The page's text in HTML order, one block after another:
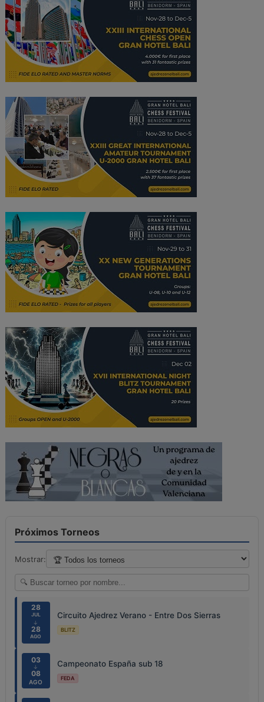
Próximos Torneos
Mostrar:
28
JUL
↓
28
AGO
Circuito Ajedrez Verano - Entre Dos Sierras
BLITZ
03
↓
08
AGO
Campeonato España sub 18
FEDA